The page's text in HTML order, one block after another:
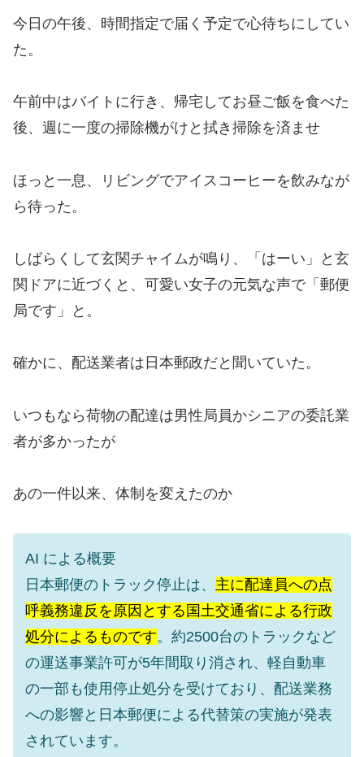
今日の午後、時間指定で届く予定で心待ちにしてい
た。
午前中はバイトに行き、帰宅してお昼ご飯を食べた
後、週に一度の掃除機がけと拭き掃除を済ませ
ほっと一息、リビングでアイスコーヒーを飲みなが
ら待った。
しばらくして玄関チャイムが鳴り、「はーい」と玄
関ドアに近づくと、可愛い女子の元気な声で「郵便
局です」と。
確かに、配送業者は日本郵政だと聞いていた。
いつもなら荷物の配達は男性局員かシニアの委託業
者が多かったが
あの一件以来、体制を変えたのか
AI による概要
日本郵便のトラック停止は、 主に配達員への点
呼義務違反を原因とする国土交通省による行政
処分によるものです。 約2500台のトラックなど
の運送事業許可が5年間取り消され、軽自動車
の一部も使用停止処分を受けており、配送業務
への影響と日本郵便による代替策の実施が発表
されています。